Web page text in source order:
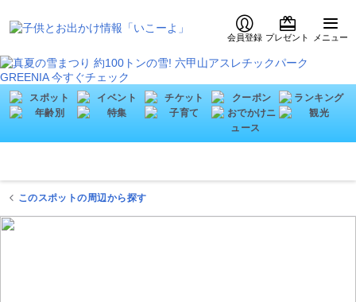
会員登録 プレゼント メニュー
このスポットの周辺から探す